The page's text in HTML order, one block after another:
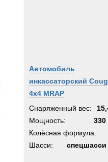
Автомобиль
инкассаторский
4x4 MRAP
Снаряженный вес:
Мощность:
330
Колёсная формула:
Шасси:
спецшасси